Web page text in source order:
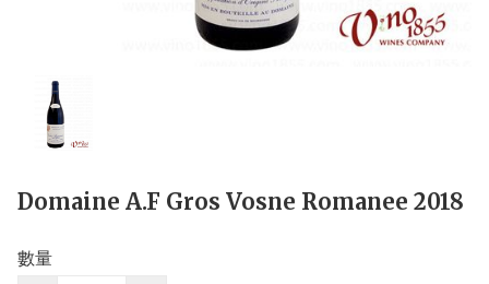
Domaine A.F Gros Vosne Romanee 2018
數量